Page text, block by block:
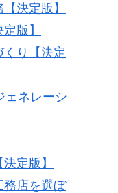
決定版】
版】
り【決定
ェネレーシ
定版】
務店を選ぼ